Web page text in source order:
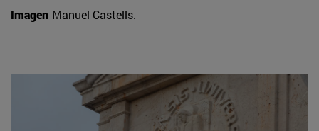
Imagen Manuel Castells.